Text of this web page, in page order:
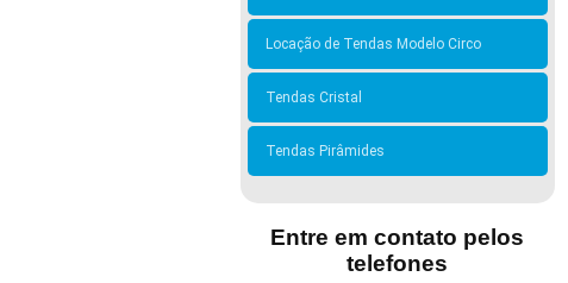
Locação de Tendas Modelo Circo
Tendas Cristal
Tendas Pirâmides
Entre em contato pelos
telefones